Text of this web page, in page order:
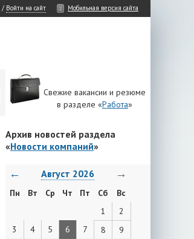
/ Войти на сайт Мобильная версия сайта
Свежие вакансии и резюме
в разделе «Работа»
Архив новостей раздела
«Новости компаний»
← Август 2026 →
Пн Вт Ср Чт Пт Сб
Вс
1
2
3
4 5 6 7 8
9